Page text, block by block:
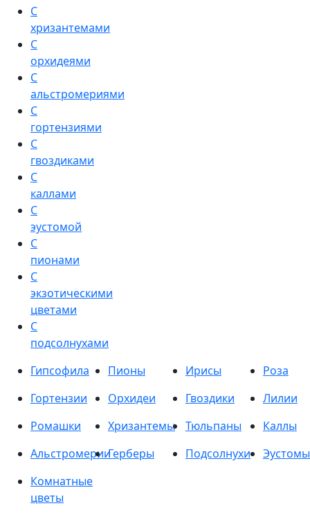
С
хризантемами
С
орхидеями
С
альстромериями
С
гортензиями
С
гвоздиками
С
каллами
С
эустомой
С
пионами
С
экзотическими
цветами
С
подсолнухами
Гипсофила
Пионы Ирисы
Роза
Гортензии
Орхидеи Гвоздики
Лилии
Ромашки
Хризантемы Тюльпаны
Каллы
АльстромерииГерберы Подсолнухи
Эустомы
Комнатные
цветы